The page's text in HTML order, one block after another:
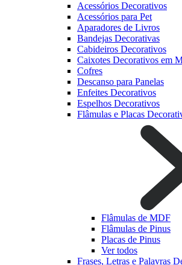
Acessórios Decorativos
Acessórios para Pet
Aparadores de Livros
Bandejas Decorativas
Cabideiros Decorativos
Caixotes Decorativos em
Cofres
Descanso para Panelas
Enfeites Decorativos
Espelhos Decorativos
Flâmulas e Placas
Flâmulas de MDF
Flâmulas de Pinus
Placas de Pinus
Ver todos
Frases, Letras e Palavras